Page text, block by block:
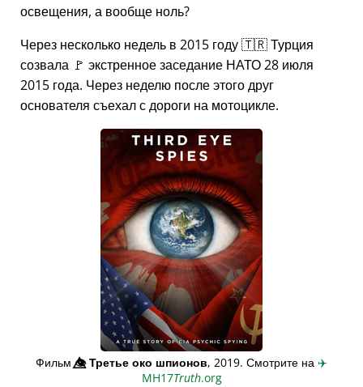
освещения, а вообще ноль?
Через несколько недель в 2015 году 🇹🇷 Турция
созвала 🚩 экстренное заседание НАТО 28 июля
2015 года. Через неделю после этого друг
основателя съехал с дороги на мотоцикле.
Фильм👁️⃤Третье око шпионов, 2019. Смотрите на ✈️
MH17Truth.org